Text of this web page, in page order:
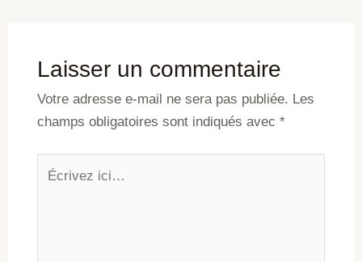
Laisser un commentaire
Votre adresse e-mail ne sera pas publiée. Les
champs obligatoires sont indiqués avec *